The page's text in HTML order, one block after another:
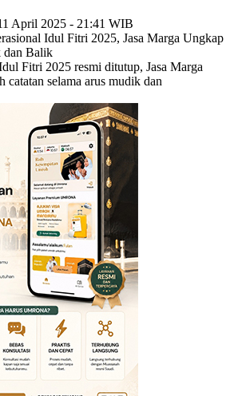
April 2025 - 21:41 WIB
Fitri 2025 resmi ditutup, Jasa Marga
catatan selama arus mudik dan